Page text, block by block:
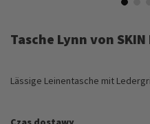
początek
Tasche Lynn von SKIN
Lässige Leinentasche mit